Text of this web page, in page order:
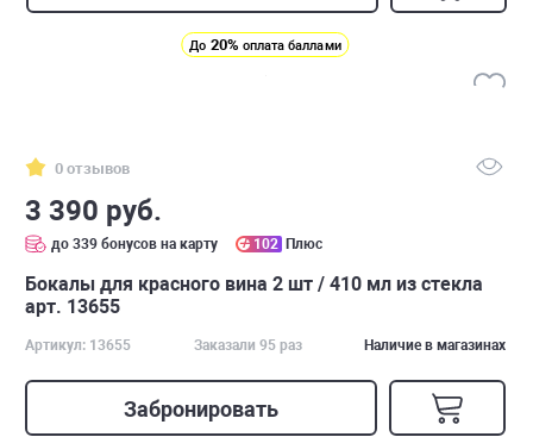
До 20% оплата баллами
0 отзывов
3 390 руб.
до 339 бонусов на карту 102 Плюс
Бокалы для красного вина 2 шт / 410 мл из стекла
арт. 13655
Артикул: 13655 Заказали 95 раз Наличие в магазинах
Забронировать